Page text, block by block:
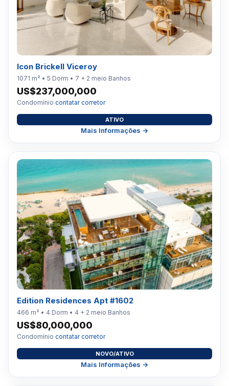
Icon Brickell Viceroy
1071 m² • 5 Dorm • 7 + 2 meio Banhos
US$237,000,000
Condomínio contatar corretor
ATIVO
Mais Informações →
Edition Residences Apt #1602
466 m² • 4 Dorm • 4 + 2 meio Banhos
US$80,000,000
Condomínio contatar corretor
NOVO/ATIVO
Mais Informações →